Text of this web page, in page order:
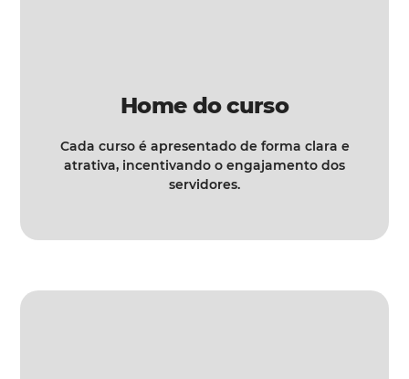
Home do curso
Cada curso é apresentado de forma clara e
atrativa, incentivando o engajamento dos
servidores.